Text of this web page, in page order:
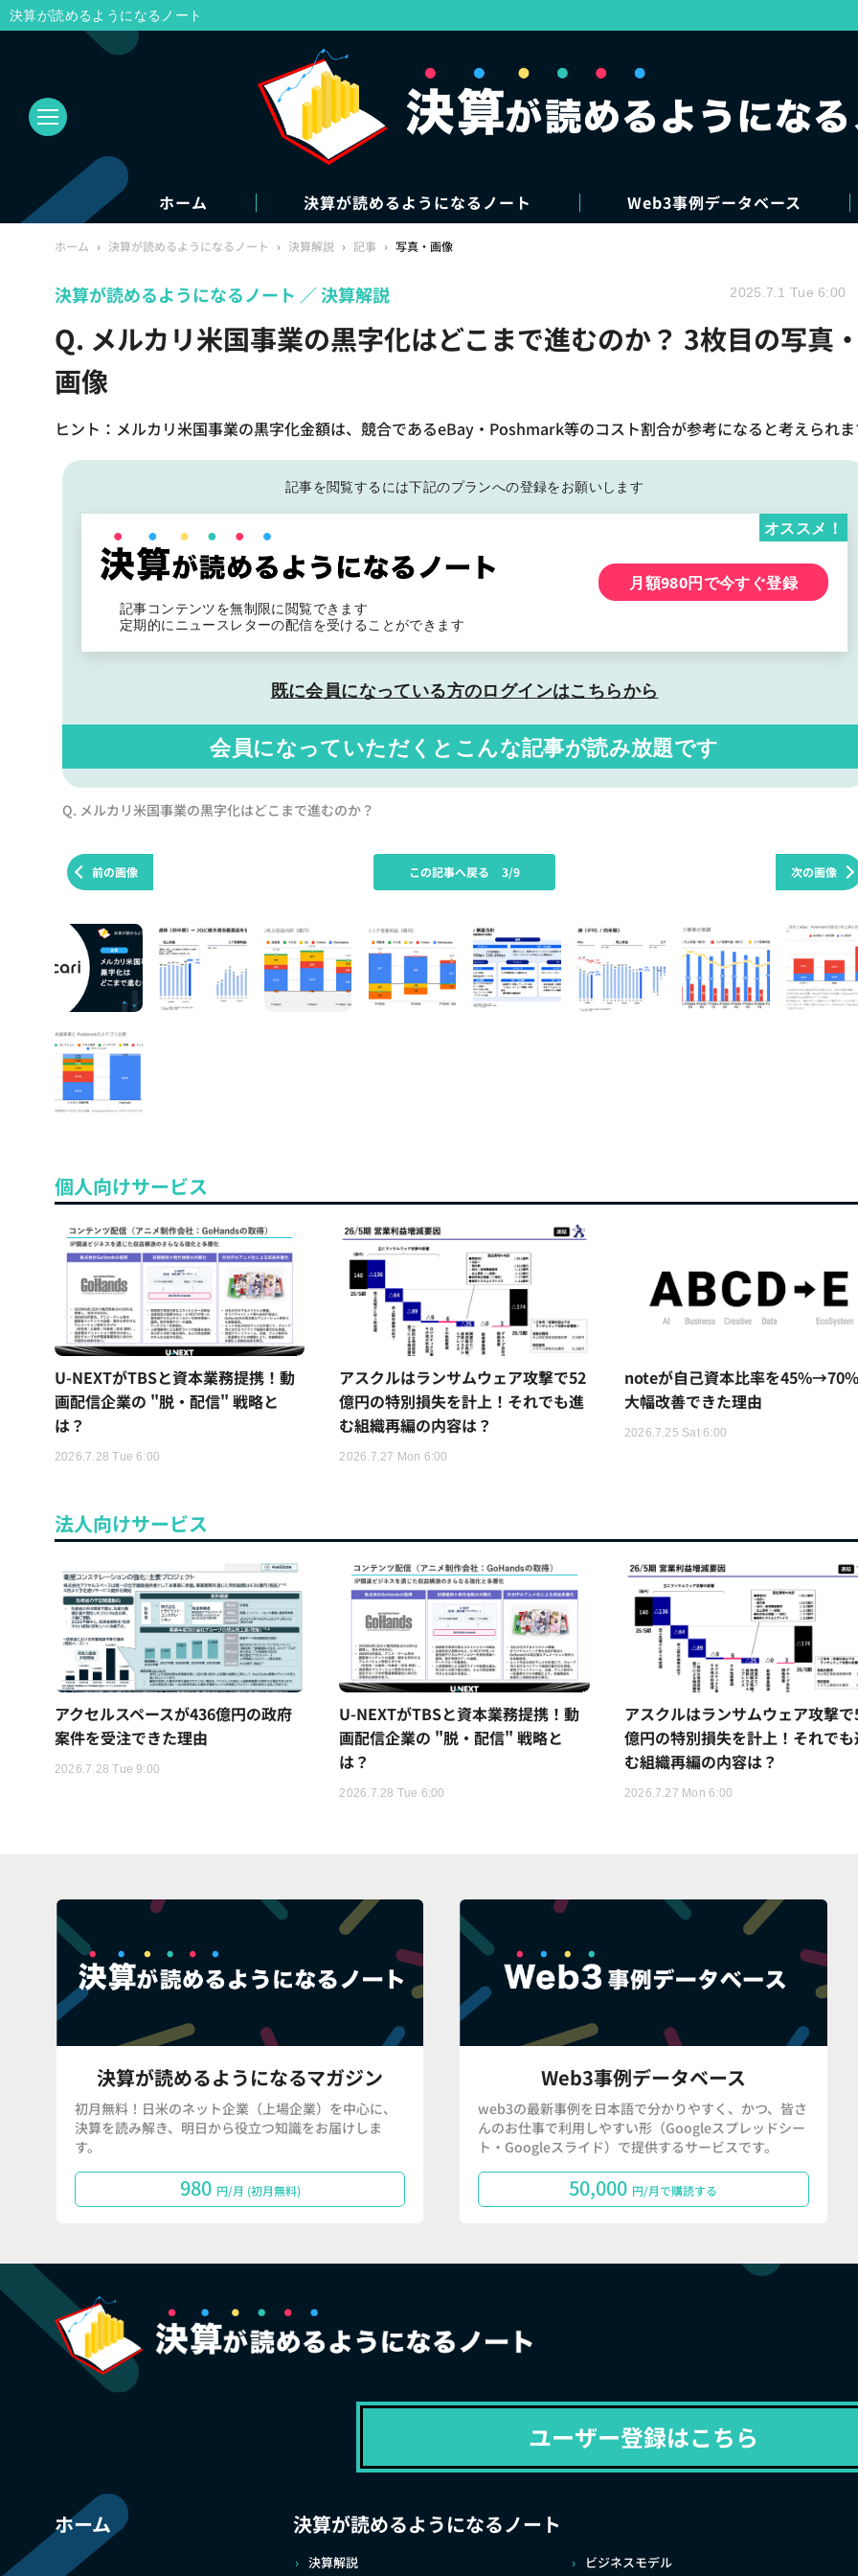
ホーム 決算が読めるようになるノート Web3事例データベース
ホーム › 決算が読めるようになるノート › 決算解説 › 記事 › 写真・画像
Q. メルカリ米国事業の黒字化はどこまで進むのか？ 3枚目の写真
画像
ヒント：メルカリ米国事業の黒字化金額は、競合であるeBay・Poshmark等のコスト割合が参考になると考えられ
決算が読めるようになるノート 決算解説 2025.7.1 Tue 6:00
記事を閲覧するには下記のプランへの登録をお願いします
記事コンテンツを無制限に閲覧できます
定期的にニュースレターの配信を受けることができます
オススメ！
月額980円で今すぐ登録
既に会員になっている方のログインはこちらから
会員になっていただくと こんな記事が読み放題です
Q. メルカリ米国事業の黒字化はどこまで進むのか？
前の画像 次の画像
この記事へ戻る 3/9
個人向けサービス
U-NEXTがTBSと資本業務提携！動
画配信企業の "脱・配信" 戦略と
は？
2026.7.28 Tue 6:00
アスクルはランサムウェア攻撃で52
億円の特別損失を計上！それでも進
む組織再編の内容は？
2026.7.27 Mon 6:00
noteが自己資本比率を
大幅改善できた理由
2026.7.25 Sat 6:00
法人向けサービス
アクセルスペースが436億円の政府
案件を受注できた理由
2026.7.28 Tue 9:00
U-NEXTがTBSと資本業務提携！動
画配信企業の "脱・配信" 戦略と
は？
2026.7.28 Tue 6:00
アスクルはランサムウェア攻撃
億円の特別損失を計上！それでも
む組織再編の内容は？
2026.7.27 Mon 6:00
決算が読めるようになるマガジン
初月無料！日米のネット企業（上場企業）を中心に、
決算を読み解き、明日から役立つ知識をお届けしま
す。
980 円/月 (初月無料)
Web3事例データベース
web3の最新事例を日本語で分かりやすく、かつ、皆さ
んのお仕事で利用しやすい形（Googleスプレッドシー
ト・Googleスライド）で提供するサービスです。
50,000 円/月で購読する
ユーザー登録はこちら
ホーム 決算が読めるようになるノート
決算解説 ビジネスモデル
決算が読めるようになるノート